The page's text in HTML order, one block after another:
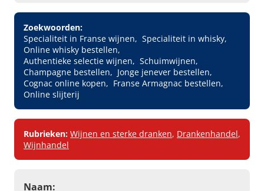
Zoekwoorden:
Specialiteit in Franse wijnen
Specialiteit in whisky
Online whisky bestellen
Authentieke selectie wijnen
Schuimwijnen
Champagne bestellen
Jonge jenever bestellen
Cognac online kopen
Franse Armagnac bestellen
Online slijterij
Rubrieken: Wijnen en sterke dranken, Drankenhandel,
Wijnhandel
Naam: